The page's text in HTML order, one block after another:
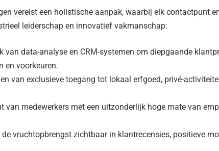
vereist een holistische aanpak, waarbij elk contactpunt
leiderschap en innovatief vakmanschap:
van data-analyse en CRM-systemen om diepgaande
en voorkeuren.
van exclusieve toegang tot lokaal erfgoed, privé-
van medewerkers met een uitzonderlijk hoge mate van
vruchtopbrengst zichtbaar in klantrecensies, positieve